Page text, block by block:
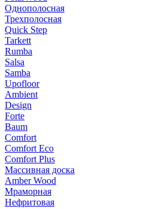
Однополосная
Трехполосная
Quick Step
Tarkett
Rumba
Salsa
Samba
Upofloor
Ambient
Design
Forte
Baum
Comfort
Comfort Eco
Comfort Plus
Массивная доска
Amber Wood
Мраморная
Нефритовая